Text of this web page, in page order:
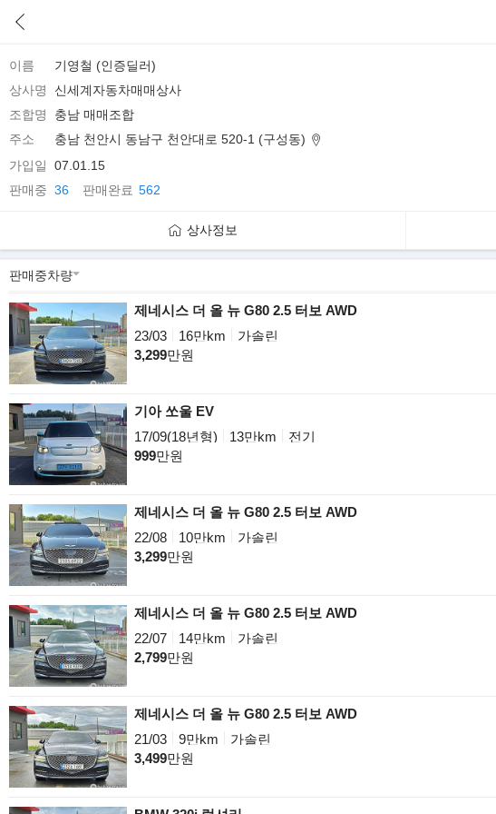
이름
기영철 (인증딜러)
상사명
신세계자동차매매상사
조합명
충남 매매조합
주소
충남 천안시 동남구 천안대로 520-1 (구성동)
가입일
07.01.15
판매중 36 판매완료 562
상사정보
제네시스 더 올 뉴 G80 2.5 터보 AWD
23/03
16만km
가솔린
3,299만원
기아 쏘울 EV
17/09(18년형)
13만km
전기
999만원
제네시스 더 올 뉴 G80 2.5 터보 AWD
22/08
10만km
가솔린
3,299만원
제네시스 더 올 뉴 G80 2.5 터보 AWD
22/07
14만km
가솔린
2,799만원
제네시스 더 올 뉴 G80 2.5 터보 AWD
21/03
9만km
가솔린
3,499만원